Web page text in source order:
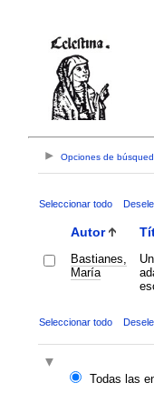
Opciones de
Seleccionar todo
Autor
Bastianes,
María
Seleccionar todo
Todas las